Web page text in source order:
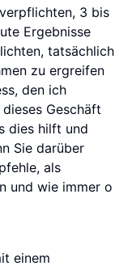
3 bis
Ergebnisse
tatsächlich
zu ergreifen
den ich
Geschäft
dies hilft und
Sie darüber
als
und wie immer o